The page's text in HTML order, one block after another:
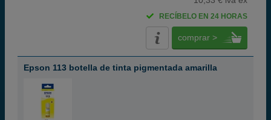
RECÍBELO EN 24 HORAS
comprar >
Epson 113 botella de tinta pigmentada amarilla